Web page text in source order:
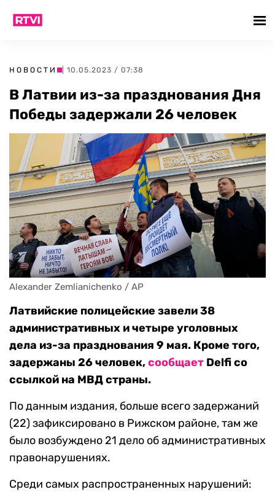
НОВОСТИ | 10.05.2023 / 07:38
В Латвии из-за празднования Дня
Победы задержали 26 человек
Alexander Zemlianichenko / AP
Латвийские полицейские завели 38
административных и четыре уголовных
дела из-за празднования 9 мая. Кроме того,
задержаны 26 человек,сообщает Delfi со
ссылкой на МВД страны.
По данным издания, больше всего задержаний
(22) зафиксировано в Рижском районе, там же
было возбуждено 21 дело об административных
правонарушениях.
Среди самых распространенных нарушений: